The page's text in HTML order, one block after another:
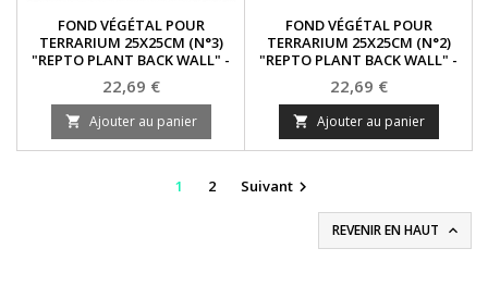
FOND VÉGÉTAL POUR
TERRARIUM 25X25CM (N°3)
"REPTO PLANT BACK WALL" -
Prix
22,69 €
 Ajouter au panier
FOND VÉGÉTAL POUR
TERRARIUM 25X25CM (N°2)
"REPTO PLANT BACK WALL" -
Prix
22,69 €
 Ajouter au panier
1 2 Suivant 
REVENIR EN HAUT 